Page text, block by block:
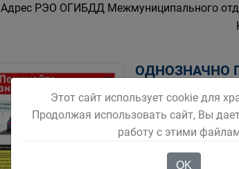
Адрес РЭО ОГИБДД Межмуниципального
ОДНОЗНАЧНО
Этот сайт использует cookie для
Продолжая использовать сайт, Вы
работу с этими
OK